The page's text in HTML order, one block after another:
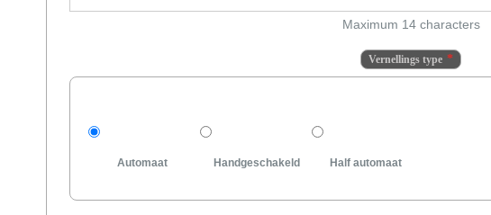
Maximum 14 characters
Vernellings type
Automaat Handgeschakeld Half automaat